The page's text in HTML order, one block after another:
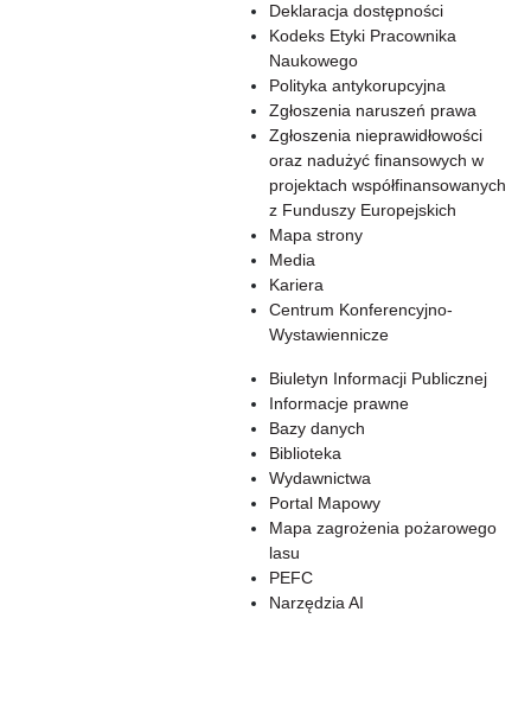
Deklaracja dostępności
Kodeks Etyki Pracownika
Naukowego
Polityka antykorupcyjna
Zgłoszenia naruszeń prawa
Zgłoszenia nieprawidłowości
oraz nadużyć finansowych w
projektach współfinansowanych
z Funduszy Europejskich
Mapa strony
Media
Kariera
Centrum Konferencyjno-
Wystawiennicze
Biuletyn Informacji Publicznej
Informacje prawne
Bazy danych
Biblioteka
Wydawnictwa
Portal Mapowy
Mapa zagrożenia pożarowego
lasu
PEFC
Narzędzia AI